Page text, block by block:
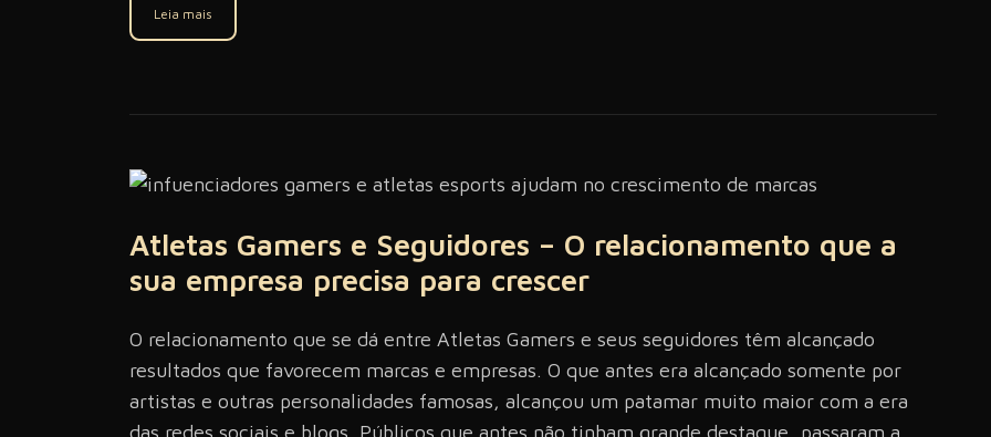
Leia mais
Atletas Gamers e Seguidores – O relacionamento que a
sua empresa precisa para crescer
O relacionamento que se dá entre Atletas Gamers e seus seguidores têm alcançado
resultados que favorecem marcas e empresas. O que antes era alcançado somente por
artistas e outras personalidades famosas, alcançou um patamar muito maior com a era
das redes sociais e blogs. Públicos que antes não tinham grande destaque, passaram a